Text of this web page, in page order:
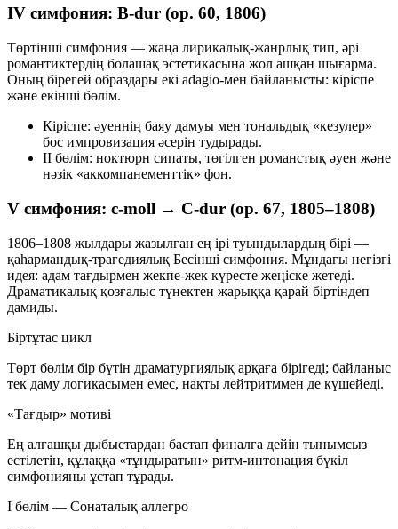
IV симфония: B-dur (op. 60, 1806)
Төртінші симфония — жаңа лирикалық-жанрлық тип, әрі
романтиктердің болашақ эстетикасына жол ашқан шығарма.
Оның бірегей образдары екі adagio-мен байланысты: кіріспе
және екінші бөлім.
Кіріспе: әуеннің баяу дамуы мен тональдық «кезулер»
бос импровизация әсерін тудырады.
II бөлім: ноктюрн сипаты, төгілген романстық әуен және
нәзік «аккомпанементтік» фон.
V симфония: c-moll → C-dur (op. 67, 1805–1808)
1806–1808 жылдары жазылған ең ірі туындылардың бірі —
қаһармандық-трагедиялық Бесінші симфония. Мұндағы негізгі
идея: адам тағдырмен жекпе-жек күресте жеңіске жетеді.
Драматикалық қозғалыс түнектен жарыққа қарай біртіндеп
дамиды.
Біртұтас цикл
Төрт бөлім бір бүтін драматургиялық арқаға бірігеді; байланыс
тек даму логикасымен емес, нақты лейтритммен де күшейеді.
«Тағдыр» мотиві
Ең алғашқы дыбыстардан бастап финалға дейін тынымсыз
естілетін, құлаққа «тұндыратын» ритм-интонация бүкіл
симфонияны ұстап тұрады.
I бөлім — Сонаталық аллегро